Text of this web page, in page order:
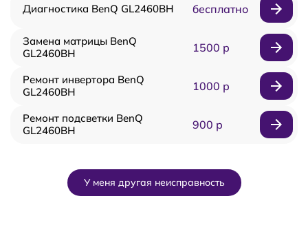
Диагностика BenQ GL2460BH бесплатно
Замена матрицы BenQ
GL2460BH
1500 р
Ремонт инвертора BenQ
GL2460BH
1000 р
Ремонт подсветки BenQ
GL2460BH
900 р
У меня другая неисправность